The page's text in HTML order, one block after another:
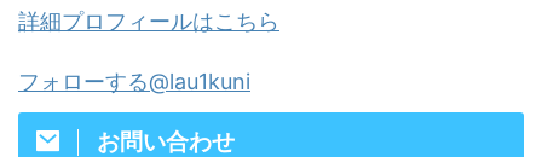
詳細プロフィールはこちら
フォローする@lau1kuni
お問い合わせ